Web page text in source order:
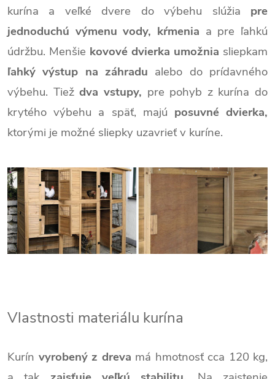
kurína a veľké dvere do výbehu slúžia pre
jednoduchú výmenu vody, kŕmenia a pre ľahkú
údržbu. Menšie kovové dvierka umožnia sliepkam
ľahký výstup na záhradu alebo do prídavného
výbehu. Tieždva vstupy, pre pohyb z kurína do
krytého výbehu a späť, majú posuvné dvierka,
ktorými je možné sliepky uzavrieť v kuríne.
Vlastnosti materiálu kurína
Kurín vyrobený z dreva má hmotnosť cca 120 kg,